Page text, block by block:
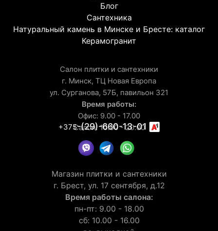
Блог
Сантехника
Натуральный камень в Минске и Бресте: каталог
Керамогранит
Салон плитки и сантехники
г. Минск, ТЦ Новая Европа
ул. Сурганова, 57Б, павильон 321
Время работы:
Офис: 9.00 - 17.00
Салон: 10.00 - 20.00
+375-(29)-660-13-01
Магазин плитки и сантехники
г. Брест, ул. 17 сентября, д.12
Время работы салона:
пн-пт: 9.00 - 18.00
сб: 10.00 - 16.00